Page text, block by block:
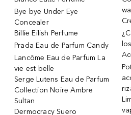
Bye bye Under Eye
Concealer
Billie Eilish Perfume
Prada Eau de Parfum Candy
Lancôme Eau de Parfum La
vie est belle
Serge Lutens Eau de Parfum
Collection Noire Ambre
Sultan
Dermocracy Suero